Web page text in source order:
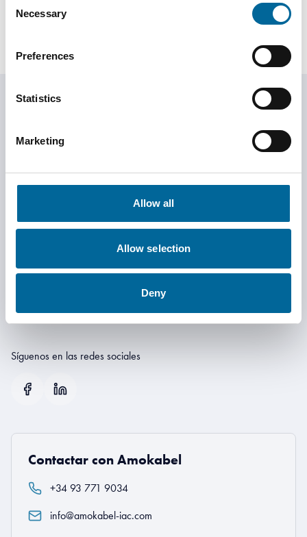
Selection
Necessary
Preferences
Statistics
Marketing
Allow all
Allow selection
Deny
martin.hossman@amokabel.com
Enviar correo de
restablecimiento
Estaciones de
armas?
Nuestro equipo está listo para ayudarle con cualquier
pregunta sobre nuestros productos y servicios.
Síguenos en las redes sociales
Contactar con Amokabel
+34 93 771 9034
info@amokabel-iac.com